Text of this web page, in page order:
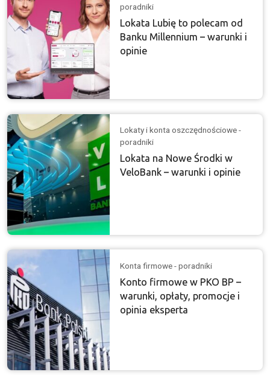
poradniki
Lokata Lubię to polecam od
Banku Millennium – warunki i
opinie
Lokaty i konta oszczędnościowe -
poradniki
Lokata na Nowe Środki w
VeloBank – warunki i opinie
Konta firmowe - poradniki
Konto firmowe w PKO BP –
warunki, opłaty, promocje i
opinia eksperta